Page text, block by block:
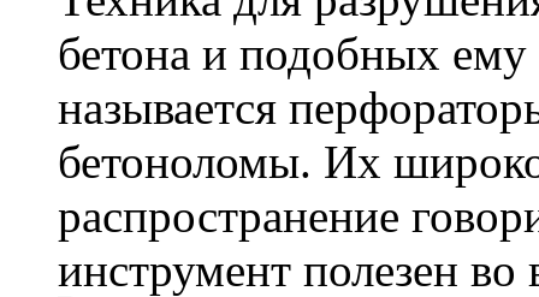
бетона и подобных ему
называется
бетоноломы. Их
распространение
инструмент полезен во